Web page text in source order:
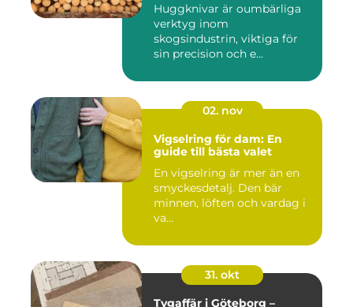
Huggknivar är oumbärliga
verktyg inom
skogsindustrin, viktiga för
sin precision och e...
02. nov
Vigselring för dam: En
guide till bästa valet
En vigselring är mer än en
smyckesdetalj. Den bär
minnen, löften och vardag i
va...
31. okt
Tygaffär i Göteborg –